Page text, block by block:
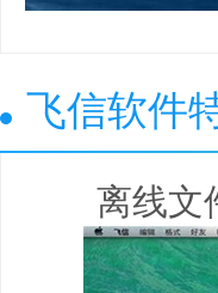
飞信软件
离线文件